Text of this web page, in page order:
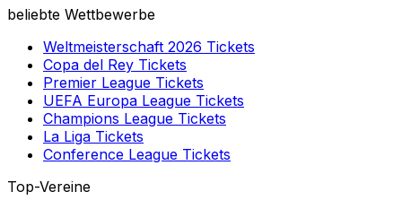
beliebte Wettbewerbe
Weltmeisterschaft 2026 Tickets
Copa del Rey Tickets
Premier League Tickets
UEFA Europa League Tickets
Champions League Tickets
La Liga Tickets
Conference League Tickets
Top-Vereine